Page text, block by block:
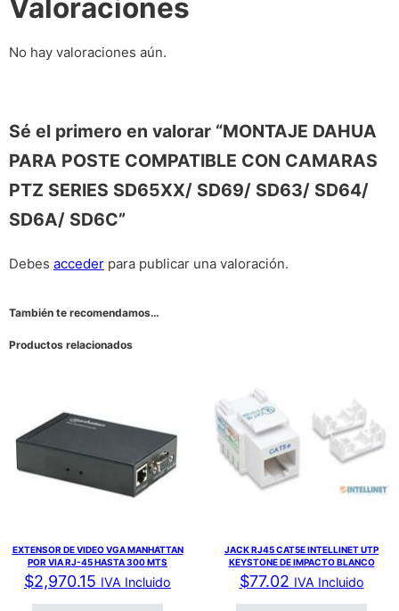
Valoraciones
No hay valoraciones aún.
Sé el primero en valorar “MONTAJE DAHUA
PARA POSTE COMPATIBLE CON CAMARAS
PTZ SERIES SD65XX/ SD69/ SD63/ SD64/
SD6A/ SD6C”
Debes acceder para publicar una valoración.
También te recomendamos…
Productos relacionados
EXTENSOR DE VIDEO VGA MANHATTAN
POR VIA RJ-45 HASTA 300 MTS
$2,970.15 IVA Incluido
JACK RJ45 CAT5E INTELLINET UTP
KEYSTONE DE IMPACTO BLANCO
$77.02 IVA Incluido